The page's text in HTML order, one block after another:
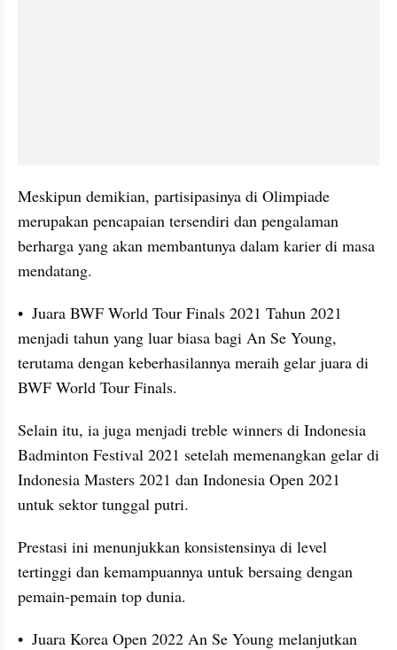
Meskipun demikian, partisipasinya di Olimpiade
merupakan pencapaian tersendiri dan pengalaman
berharga yang akan membantunya dalam karier di masa
mendatang.
•  Juara BWF World Tour Finals 2021 Tahun 2021
menjadi tahun yang luar biasa bagi An Se Young,
terutama dengan keberhasilannya meraih gelar juara di
BWF World Tour Finals.
Selain itu, ia juga menjadi treble winners di Indonesia
Badminton Festival 2021 setelah memenangkan gelar di
Indonesia Masters 2021 dan Indonesia Open 2021
untuk sektor tunggal putri.
Prestasi ini menunjukkan konsistensinya di level
tertinggi dan kemampuannya untuk bersaing dengan
pemain-pemain top dunia.
•  Juara Korea Open 2022 An Se Young melanjutkan